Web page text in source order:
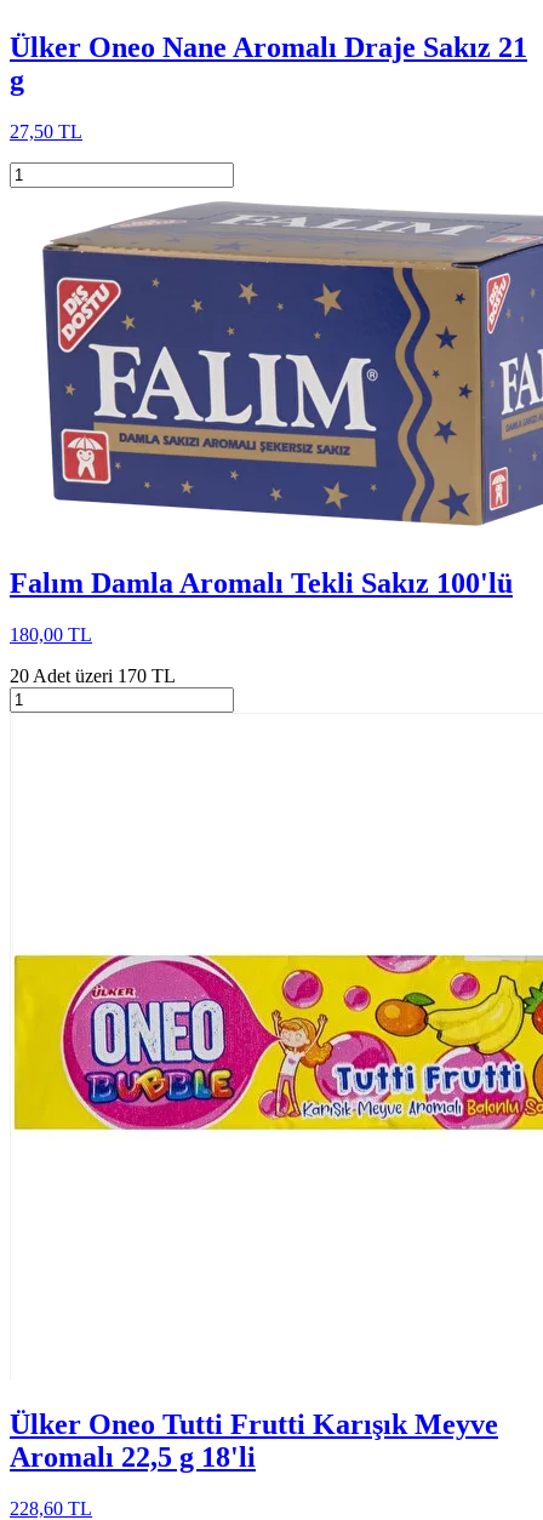
Ülker Oneo Nane Aromalı Draje Sakız 21
g
27,50 TL
Falım Damla Aromalı Tekli Sakız 100'lü
180,00 TL
20 Adet üzeri 170 TL
Ülker Oneo Tutti Frutti Karışık Meyve
Aromalı 22,5 g 18'li
228,60 TL